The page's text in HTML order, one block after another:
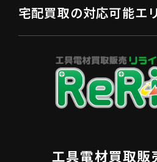
工具電材買取販
宅配買取の対応可能エ